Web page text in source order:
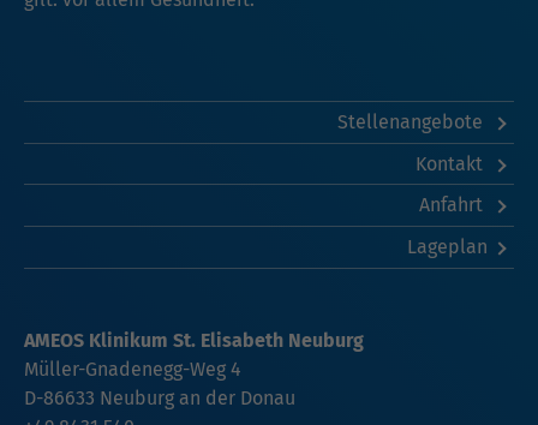
Stellenangebote
Kontakt
Anfahrt
Lageplan
AMEOS Klinikum St. Elisabeth Neuburg
Müller-Gnadenegg-Weg 4
D-86633 Neuburg an der Donau